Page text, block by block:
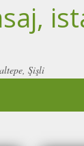
Şişli